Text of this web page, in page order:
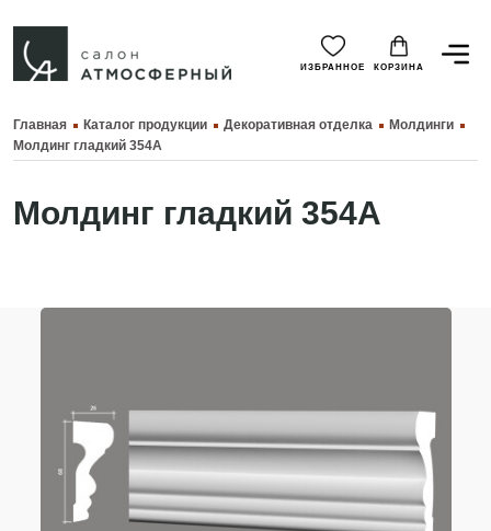
ИЗБРАННОЕ КОРЗИНА
Главная Каталог продукции Декоративная отделка
Молдинги
Молдинг гладкий 354A
Молдинг гладкий 354A